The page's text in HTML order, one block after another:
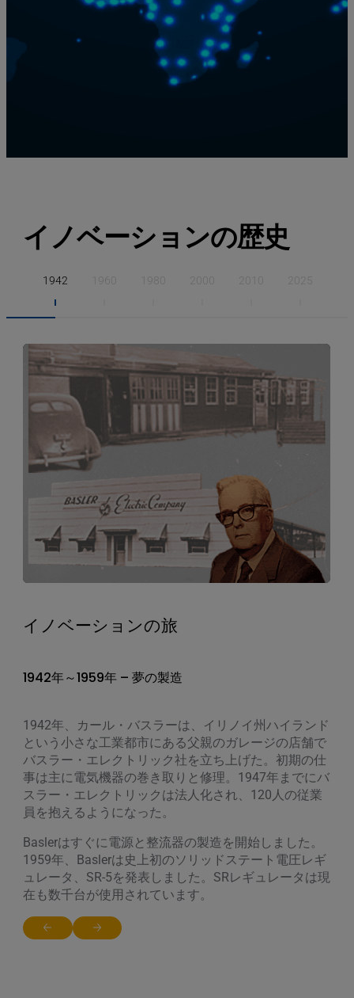
イノベーションの歴史
1942 1960 1980 2025
イノベーションの旅
1942年～1959年 – 夢の製造
1942年、カール・バスラーは、イリノイ州ハイランド
という小さな工業都市にある父親のガレージの店舗で
バスラー・エレクトリック社を立ち上げた。初期の仕
事は主に電気機器の巻き取りと修理。1947年までにバ
スラー・エレクトリックは法人化され、120人の従業
員を抱えるようになった。
Baslerはすぐに電源と整流器の製造を開始しました。
1959年、Baslerは史上初のソリッドステート電圧レギ
ュレータ、SR-5を発表しました。SRレギュレータは現
在も数千台が使用されています。
Return to previous slide
Jump to next slide
イノベーションの旅
1960-1979年 – 未来を守るために
Basler Electricは、石油探査および掘削業界向けに初の
ソリッドステート保護リレーを設計、販売。クラス2
変圧器の製造も開始。
1974年、Basler Electricは、大規模発電を制御するた
めの初の静的励磁システムを開発しました。溶接ラミ
プレート構造の導入により、クラス2変圧器の設計に
革命をもたらした。
Return to previous slide
Jump to next slide
イノベーションの旅
1980-1999 – 新しい世代
1984年、William L. BaslerがBasler Electricの取締役会
長兼CEOに就任。
テキサス州テイラーに新工場を開設し、高度な保護、
制御、調整製品を製造。
1990年、メキシコのピエドラス・ネグラスに新工場を
開設し、変圧器の製造能力を拡大。
1990年代には、Basler初のDECS（デジタル励磁制御
システム）シリーズ、BE1数値式多機能保護リレーシ
ステム、1997年には初のマイクロプロセッサベースの
多機能ジェネセットコントローラDGC-2000を発表し
ました。
イノベーションの旅
2000-2010 – グローバル化
2000年代には、国際的な事業が拡大しました。2004
年、Baslerは中国の蘇州に販売・技術拠点を開設しま
した。ECS2100が加わったことで、Baslerは大規模な
加振システムにも対応できるようになりました。
2004年、Baslerは、高速インターネット接続へのニー
電圧アプリケーションをサポートするため、BE1-700
保護リレーの最初のバージョンを発売しました。
BESTCOMSPlus®は、電力機器におけるグラフィカル
年。
イノベーションの旅
2010-2019
Baslerは、高性能DECS-250を発表しました：マイクロ
プロセッサベースの次世代電圧レギュレータです。
その後、Baslerは、ユーティリティレベルの発電設備
の性能と信頼性を高めるデジタル励磁制御システム
DECS-2100を発表しました。
2015年、Baslerはデータセンターの需要に応え続け、
ESシリーズ保護リレーをリリースしました。この製品
は、低価格の機器では通常見られない多くのハイエン
ド機能を備えています。
2017年、BaslerはE2 Power Systemsを買収し、エンジ
ニアリング設計とターンキー設置サービスを開始し
イノベーションの旅
2020-2025年 – 未来へ
私たちは2020年にDECS-450を開発しました。DECS-
450はマイクロプロセッサーを搭載した高性能で信頼
性の高い励磁制御装置であり、正負両励磁システムに
対応します。
2021年、当社は革新的な保護・自動化・制御システム
機能を自由に組み合わせて構成できるため、幅広いア
プリケーションをカバーすることができ、所有コスト
を削減し、運用を簡素化します。
ソフトウェアとCEM-125です。BESTdataは、複雑な
電力系統を解析するための強力なソリューションを導